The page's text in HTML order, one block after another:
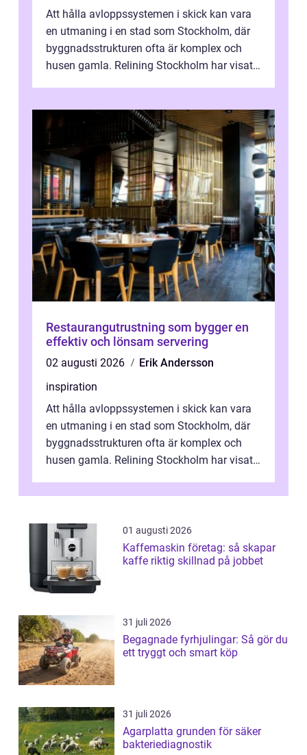
Att hålla avloppssystemen i skick kan vara
en utmaning i en stad som Stockholm, där
byggnadsstrukturen ofta är komplex och
husen gamla. Relining Stockholm har visat
Restaurangutrustning som bygger en
effektiv och lönsam servering
02 augusti 2026
Erik Andersson
inspiration
Att hålla avloppssystemen i skick kan vara
en utmaning i en stad som Stockholm, där
byggnadsstrukturen ofta är komplex och
husen gamla. Relining Stockholm har visat
01 augusti 2026
Kaffemaskin företag: så skapar
kaffe riktig skillnad på jobbet
31 juli 2026
Begagnade fyrhjulingar: Så gör du
ett tryggt och smart köp
31 juli 2026
Agarplatta grunden för säker
bakteriediagnostik